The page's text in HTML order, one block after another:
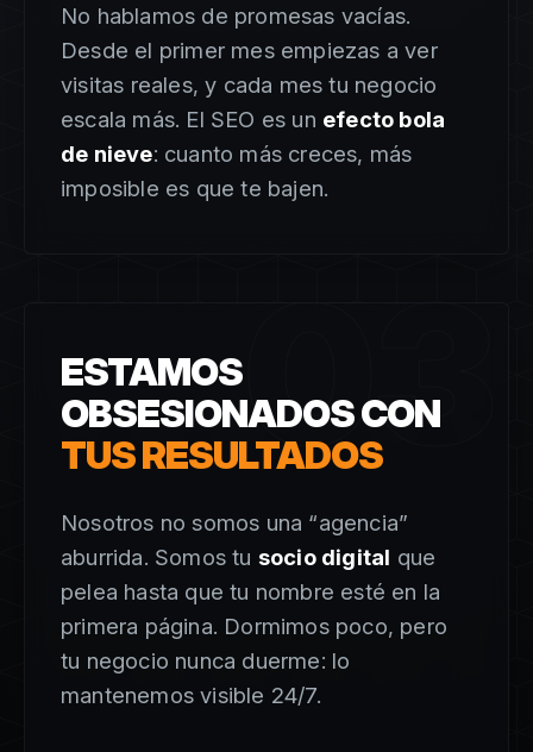
No hablamos de promesas vacías.
Desde el primer mes empiezas a ver
visitas reales, y cada mes tu negocio
escala más. El SEO es un efecto bola
de nieve: cuanto más creces, más
imposible es que te bajen.
03
ESTAMOS
OBSESIONADOS CON
TUS RESULTADOS
Nosotros no somos una “agencia”
aburrida. Somos tu socio digital que
pelea hasta que tu nombre esté en la
primera página. Dormimos poco, pero
tu negocio nunca duerme: lo
mantenemos visible 24/7.